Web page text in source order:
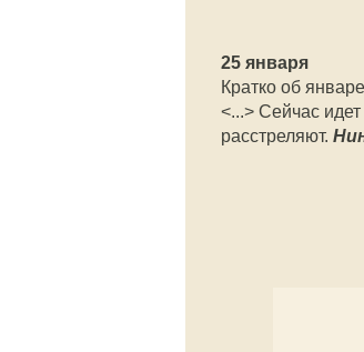
25 января
Кратко об
<...> Сейчас
расстреляют.